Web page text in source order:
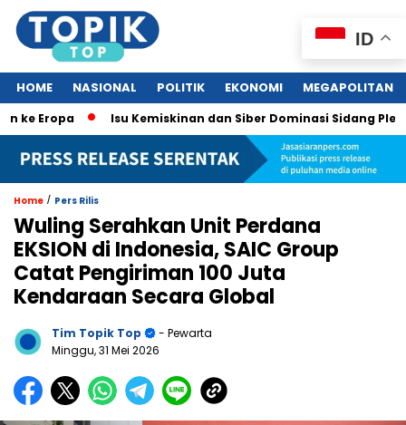
HOME NASIONAL POLITIK EKONOMI MEGAPOLITAN
Isu Kemiskinan dan Siber Dominasi Sidang Pleno KTT
Home / Pers Rilis
Wuling Serahkan Unit Perdana
EKSION di Indonesia, SAIC Group
Catat Pengiriman 100 Juta
Kendaraan Secara Global
Tim Topik Top
- Pewarta
Minggu, 31 Mei 2026
ID